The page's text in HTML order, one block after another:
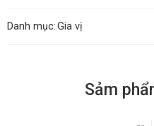
Danh mục:Gia vị
Sảm